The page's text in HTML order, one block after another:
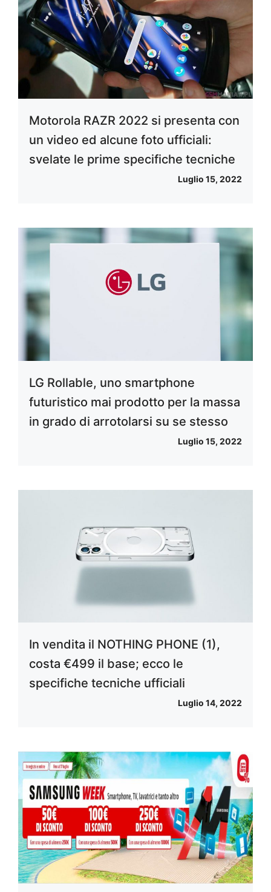
Motorola RAZR 2022 si presenta con
un video ed alcune foto ufficiali:
svelate le prime specifiche tecniche
Luglio 15, 2022
LG Rollable, uno smartphone
futuristico mai prodotto per la massa
in grado di arrotolarsi su se stesso
Luglio 15, 2022
In vendita il NOTHING PHONE (1),
costa €499 il base; ecco le
specifiche tecniche ufficiali
Luglio 14, 2022